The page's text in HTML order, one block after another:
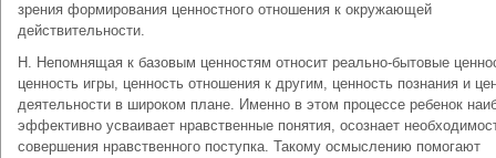
зрения формирования ценностного отношения к окружающей
действительности.
Н. Непомнящая к базовым ценностям относит реально-бытовые
ценность игры, ценность отношения к другим, ценность познания и
деятельности в широком плане. Именно в этом процессе ребенок
эффективно усваивает нравственные понятия, осознает
совершения нравственного поступка. Такому осмыслению помогают